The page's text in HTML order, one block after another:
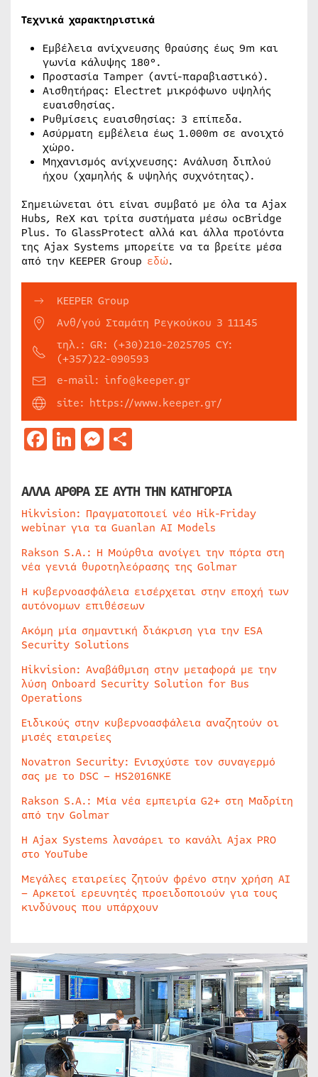
Τεχνικά χαρακτηριστικά
Εμβέλεια ανίχνευσης θραύσης έως 9m και
γωνία κάλυψης 180°.
Προστασία Tamper (αντί-παραβιαστικό).
Αισθητήρας: Electret μικρόφωνο υψηλής
ευαισθησίας.
Ρυθμίσεις ευαισθησίας: 3 επίπεδα.
Ασύρματη εμβέλεια έως 1.000m σε ανοιχτό
χώρο.
Μηχανισμός ανίχνευσης: Ανάλυση διπλού
ήχου (χαμηλής & υψηλής συχνότητας).
Σημειώνεται ότι είναι συμβατό με όλα τα Ajax
Hubs, ReX και τρίτα συστήματα μέσω ocBridge
Plus. Το GlassProtect αλλά και άλλα προϊόντα
της Ajax Systems μπορείτε να τα βρείτε μέσα
από την KEEPER Group εδώ.
KEEPER Group
Ανθ/γού Σταμάτη Ρεγκούκου 3 11145
τηλ.: GR: (+30)210-2025705 CY:
(+357)22-090593
e-mail: info@keeper.gr
site: https://www.keeper.gr/
Facebook
LinkedIn
Messenger
ΑΛΛΑ ΑΡΘΡΑ ΣΕ ΑΥΤΗ ΤΗΝ ΚΑΤΗΓΟΡΙΑ
Hikvision: Πραγματοποιεί νέο Hik-Friday
webinar για τα Guanlan AI Models
Rakson S.A.: Η Μούρθια ανοίγει την πόρτα στη
νέα γενιά θυροτηλεόρασης της Golmar
Η κυβερνοασφάλεια εισέρχεται στην εποχή των
αυτόνομων επιθέσεων
Ακόμη μία σημαντική διάκριση για την ESA
Security Solutions
Hikvision: Αναβάθμιση στην μεταφορά με την
λύση Onboard Security Solution for Bus
Operations
Ειδικούς στην κυβερνοασφάλεια αναζητούν οι
μισές εταιρείες
Novatron Security: Ενισχύστε τον συναγερμό
σας με το DSC – HS2016NKE
Rakson S.A.: Μία νέα εμπειρία G2+ στη Μαδρίτη
από την Golmar
Η Ajax Systems λανσάρει το κανάλι Ajax PRO
στο YouTube
Μεγάλες εταιρείες ζητούν φρένο στην χρήση AI
– Αρκετοί ερευνητές προειδοποιούν για τους
κινδύνους που υπάρχουν